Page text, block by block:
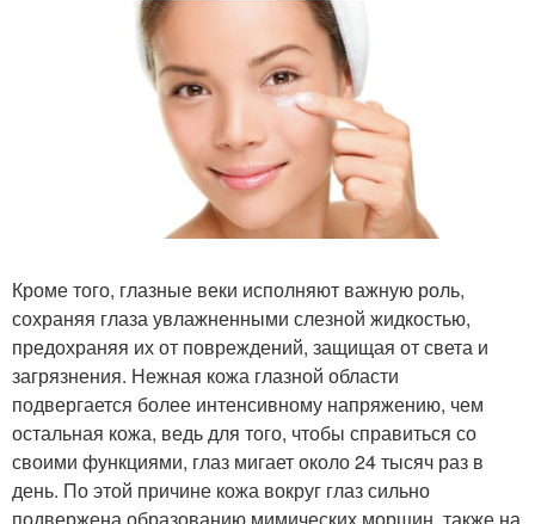
Кроме того, глазные веки исполняют важную роль,
сохраняя глаза увлажненными слезной жидкостью,
предохраняя их от повреждений, защищая от света и
загрязнения. Нежная кожа глазной области
подвергается более интенсивному напряжению, чем
остальная кожа, ведь для того, чтобы справиться со
своими функциями, глаз мигает около 24 тысяч раз в
день. По этой причине кожа вокруг глаз сильно
подвержена образованию мимических морщин, также на